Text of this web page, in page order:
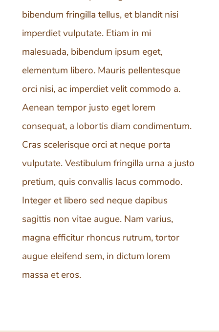
bibendum fringilla tellus, et blandit nisi
imperdiet vulputate. Etiam in mi
malesuada, bibendum ipsum eget,
elementum libero. Mauris pellentesque
orci nisi, ac imperdiet velit commodo a.
Aenean tempor justo eget lorem
consequat, a lobortis diam condimentum.
Cras scelerisque orci at neque porta
vulputate. Vestibulum fringilla urna a justo
pretium, quis convallis lacus commodo.
Integer et libero sed neque dapibus
sagittis non vitae augue. Nam varius,
magna efficitur rhoncus rutrum, tortor
augue eleifend sem, in dictum lorem
massa et eros.